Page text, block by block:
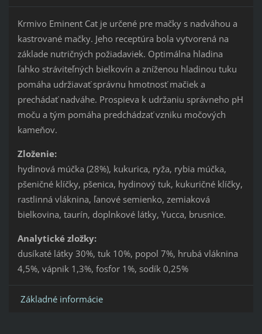
Krmivo Eminent Cat je určené pre mačky s nadváhou a
kastrované mačky. Jeho receptúra bola vytvorená na
základe nutričných požiadaviek. Optimálna hladina
ľahko stráviteľných bielkovín a zníženou hladinou tuku
pomáha udržiavať správnu hmotnosť mačiek a
prechádať nadváhe. Prospieva k udržaniu správneho pH
moču a tým pomáha predchádzať vzniku močových
kameňov.
Zloženie:
hydinová múčka (28%), kukurica, ryža, rybia múčka,
pšeničné klíčky, pšenica, hydinový tuk, kukuričné klíčky,
rastlinná vláknina, ľanové semienko, zemiaková
bielkovina, taurín, doplnkové látky, Yucca, brusnice.
Analytické zložky:
dusíkaté látky 30%, tuk 10%, popol 7%, hrubá vláknina
4,5%, vápnik 1,3%, fosfor 1%, sodík 0,25%
Základné informácie